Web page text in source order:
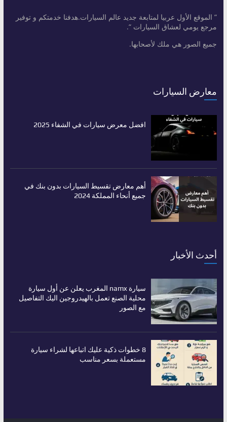
” الموقع الأول عربيا لمتابعة جديد عالم السيارات.هدفنا خدمتكم و توفير
مرجع يومي لعشاق السيارات “.
جميع الصور هي ملك لأصحابها.
معارض السيارات
افضل معرض سيارات في الشفاء 2025
أهم معارض تقسيط السيارات بدون بنك في
جميع أنحاء المملكة 2024
أحدث الأخبار
سيارة namx المغرب يعلن عن أول سيارة
محلية الصنع تعمل بالهيدروجين اليك التفاصيل
مع الصور
8 خطوات ذكية عليك اتباعها لشراء سيارة
مستعملة بسعر مناسب